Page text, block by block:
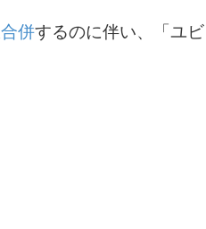
合併するのに伴い、「ユビ